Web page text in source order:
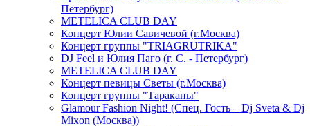
Петербург)
METELICA CLUB DAY
Концерт Юлии Савичевой (г.Москва)
Концерт группы "TRIAGRUTRIKA"
DJ Feel и Юлия Паго (г. С. - Петербург)
METELICA CLUB DAY
Концерт певицы Светы (г.Москва)
Концерт группы "Тараканы"
Glamour Fashion Night! (Спец. Гость – Dj Sveta & Dj
Mixon (Москва))